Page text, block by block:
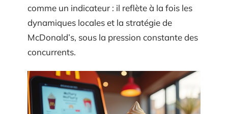
comme un indicateur : il reflète à la fois les
dynamiques locales et la stratégie de
McDonald’s, sous la pression constante des
concurrents.